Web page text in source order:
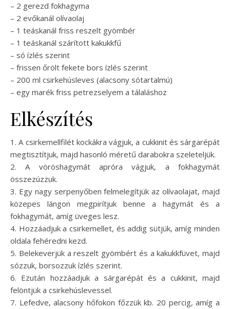
– 2 gerezd fokhagyma
– 2 evőkanál olívaolaj
– 1 teáskanál friss reszelt gyömbér
– 1 teáskanál szárított kakukkfű
– só ízlés szerint
– frissen őrölt fekete bors ízlés szerint
– 200 ml csirkehúsleves (alacsony sótartalmú)
– egy marék friss petrezselyem a tálaláshoz
Elkészítés
1. A csirkemellfilét kockákra vágjuk, a cukkinit és sárgarépát
megtisztítjuk, majd hasonló méretű darabokra szeleteljük.
2. A vöröshagymát apróra vágjuk, a fokhagymát
összezúzzuk.
3. Egy nagy serpenyőben felmelegítjük az olívaolajat, majd
közepes lángon megpirítjuk benne a hagymát és a
fokhagymát, amíg üveges lesz.
4. Hozzáadjuk a csirkemellet, és addig sütjük, amíg minden
oldala fehéredni kezd.
5. Belekeverjük a reszelt gyömbért és a kakukkfüvet, majd
sózzuk, borsozzuk ízlés szerint.
6. Ezután hozzáadjuk a sárgarépát és a cukkinit, majd
felöntjük a csirkehúslevessel.
7. Lefedve, alacsony hőfokon főzzük kb. 20 percig, amíg a